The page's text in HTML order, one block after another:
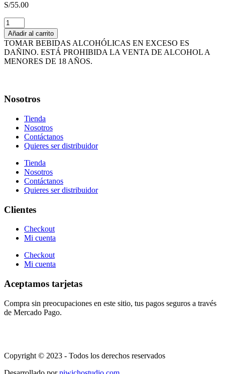
S/55.00
WINE
IN
THE
VAGINE
cantidad
Añadir al carrito
TOMAR BEBIDAS ALCOHÓLICAS EN EXCESO ES
DAÑINO. ESTÁ PROHIBIDA LA VENTA DE ALCOHOL A
MENORES DE 18 AÑOS.
Nosotros
Tienda
Nosotros
Contáctanos
Quieres ser distribuidor
Tienda
Nosotros
Contáctanos
Quieres ser distribuidor
Clientes
Checkout
Mi cuenta
Checkout
Mi cuenta
Aceptamos tarjetas
Compra sin preocupaciones en este sitio, tus pagos seguros a través
de Mercado Pago.
Copyright © 2023 - Todos los derechos reservados